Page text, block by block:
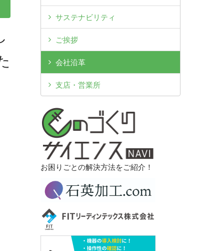
サステナビリティ
ご挨拶
会社沿革
支店・営業所
お困りごとの解決方法をご紹介！